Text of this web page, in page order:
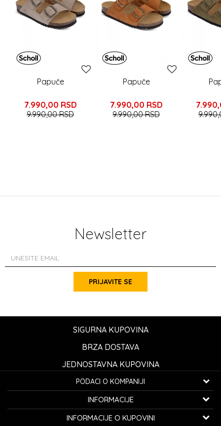
Papuče
7.990,00 RSD
9.990,00RSD
Papuče
7.990,00 RSD
9.990,00RSD
Newsletter
PRIJAVITE SE
SIGURNA KUPOVINA
BRZA DOSTAVA
JEDNOSTAVNA KUPOVINA
PODACI O KOMPANIJI
K...G... Fashion d.o.o.
Bulevar oslobođenja 41 32000 Čačak, Srbija
INFORMACIJE
O nama
INFORMACIJE O KUPOVINI